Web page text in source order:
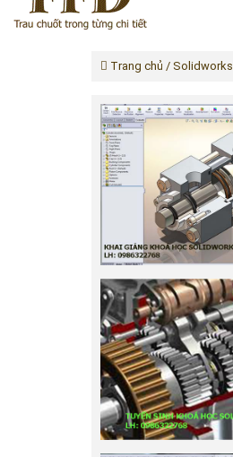
Trang chủ / Solidworks